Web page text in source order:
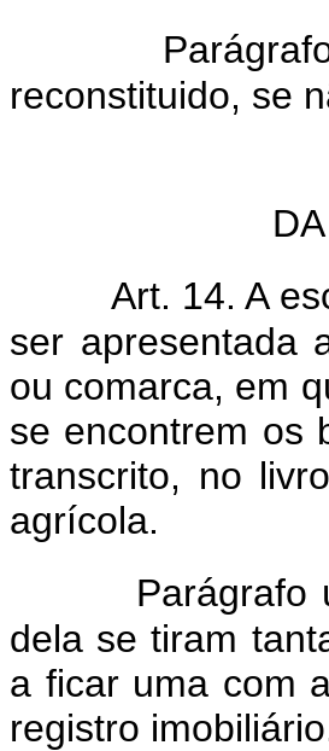
reconstituido, se
Art. 14. A
ser apresentada
ou comarca, em
se encontrem os
transcrito, no
agrícola.
Parágrafo
dela se tiram
a ficar uma com
registro